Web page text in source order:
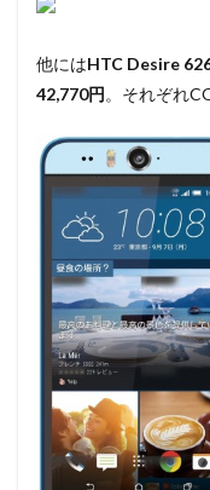
他にはHTC Desire
42,770円。それぞれ